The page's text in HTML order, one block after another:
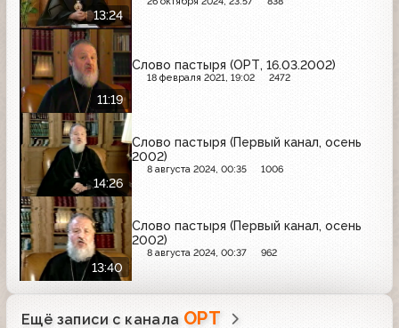
13:24
11:19
Слово пастыря (ОРТ, 16.03.2002)
18 февраля 2021, 19:02 2472
14:26
Слово пастыря (Первый канал, осень
2002)
8 августа 2024, 00:35 1006
13:40
Слово пастыря (Первый канал, осень
2002)
8 августа 2024, 00:37 962
Ещё записи с канала ОРТ